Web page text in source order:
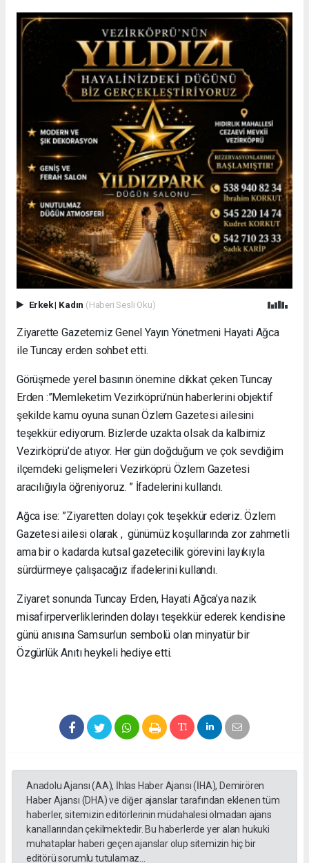
Erkek| Kadın (Haberi Sesli Oku)
Ziyarette Gazetemiz Genel Yayın Yönetmeni Hayati Ağca
ile Tuncay erden sohbet etti.
Görüşmede yerel basının önemine dikkat çeken Tuncay
Erden :”Memleketim Vezirköprü’nün haberlerini objektif
şekilde kamu oyuna sunan Özlem Gazetesi ailesini
teşekkür ediyorum. Bizlerde uzakta olsak da kalbimiz
Vezirköprü’de atıyor. Her gün doğduğum ve çok sevdiğim
ilçemdeki gelişmeleri Vezirköprü Özlem Gazetesi
aracılığıyla öğreniyoruz. ” İfadelerini kullandı.
Ağca ise: ”Ziyaretten dolayı çok teşekkür ederiz. Özlem
Gazetesi ailesi olarak , günümüz koşullarında zor zahmetli
ama bir o kadarda kutsal gazetecilik görevini layıkıyla
sürdürmeye çalışacağız ifadelerini kullandı.
Ziyaret sonunda Tuncay Erden, Hayati Ağca’ya nazik
misafirperverliklerinden dolayı teşekkür ederek kendisine
günü anısına Samsun’un sembolü olan minyatür bir
Özgürlük Anıtı heykeli hediye etti.
Anadolu Ajansı (AA), İhlas Haber Ajansı (İHA), Demirören
Haber Ajansı (DHA) ve diğer ajanslar tarafından eklenen tüm
haberler, sitemizin editörlerinin müdahalesi olmadan ajans
kanallarından çekilmektedir. Bu haberlerde yer alan hukuki
muhataplar haberi geçen ajanslar olup sitemizin hiç bir
editörü sorumlu tutulamaz...